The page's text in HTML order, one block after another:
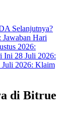
Selanjutnya?
Hari
2026:
Ini 28 Juli 2026:
Juli 2026: Klaim
di Bitrue